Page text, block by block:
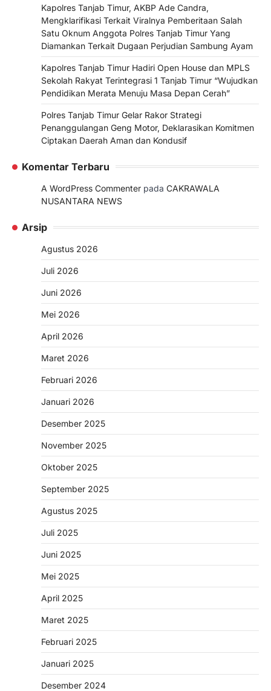
Kapolres Tanjab Timur, AKBP Ade Candra,
Mengklarifikasi Terkait Viralnya Pemberitaan Salah
Satu Oknum Anggota Polres Tanjab Timur Yang
Diamankan Terkait Dugaan Perjudian Sambung Ayam
Kapolres Tanjab Timur Hadiri Open House dan MPLS
Sekolah Rakyat Terintegrasi 1 Tanjab Timur “Wujudkan
Pendidikan Merata Menuju Masa Depan Cerah”
Polres Tanjab Timur Gelar Rakor Strategi
Penanggulangan Geng Motor, Deklarasikan Komitmen
Ciptakan Daerah Aman dan Kondusif
Komentar Terbaru
A WordPress Commenter pada CAKRAWALA
NUSANTARA NEWS
Arsip
Agustus 2026
Juli 2026
Juni 2026
Mei 2026
April 2026
Maret 2026
Februari 2026
Januari 2026
Desember 2025
November 2025
Oktober 2025
September 2025
Agustus 2025
Juli 2025
Juni 2025
Mei 2025
April 2025
Maret 2025
Februari 2025
Januari 2025
Desember 2024